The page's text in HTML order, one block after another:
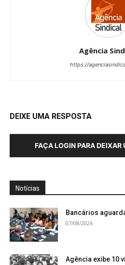
Agência
https://
DEIXE UMA RESPOSTA
FAÇA LOGIN PARA DEIXAR
Notícias
Bancários
07/08/2026
Agência exibe 10